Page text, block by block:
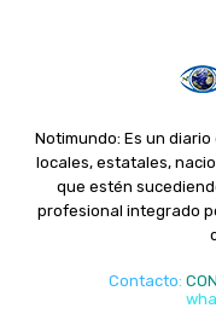
Notimundo: Es un
locales, estatales,
que estén
profesional integrado
Contacto: